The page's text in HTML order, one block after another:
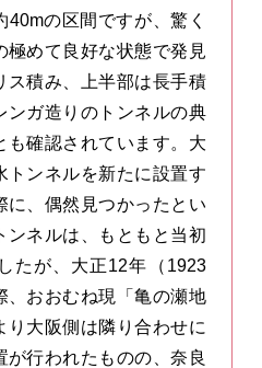
40mの区間ですが、驚く
極めて良好な状態で発見
ス積み、上半部は長手積
ンガ造りのトンネルの典
も確認されています。大
トンネルを新たに設置す
に、偶然見つかったとい
ンネルは、もともと当初
たが、大正12年（1923
、おおむね現「亀の瀬地
り大阪側は隣り合わせに
が行われたものの、奈良